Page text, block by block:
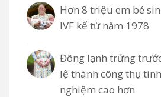
Hơn 8 triệu em bé
IVF kể từ năm 1978
Đông lạnh trứng
lệ thành công thụ
nghiệm cao hơn